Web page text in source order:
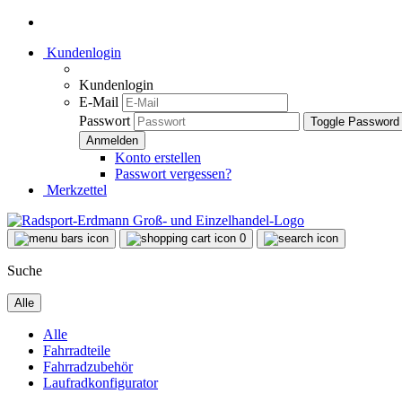
Kundenlogin
Kundenlogin
E-Mail
Passwort
Toggle
Konto erstellen
Passwort vergessen?
Merkzettel
0
Suche
Alle
Alle
Fahrradteile
Fahrradzubehör
Laufradkonfigurator